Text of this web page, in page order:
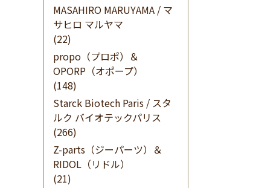
MASAHIRO MARUYAMA / マ
サヒロ マルヤマ
(22)
propo（プロポ）＆
OPORP（オポープ）
(148)
Starck Biotech Paris / スタ
ルク バイオテックパリス
(266)
Z-parts（ジーパーツ）＆
RIDOL（リドル）
(21)